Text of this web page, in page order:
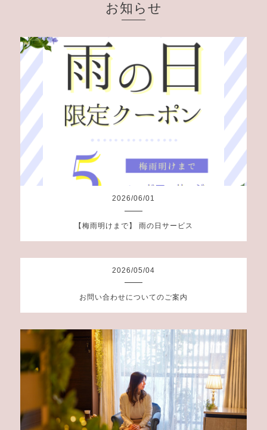
お知らせ
2026/06/01
【梅雨明けまで】 雨の日サービス
2026/05/04
お問い合わせについてのご案内